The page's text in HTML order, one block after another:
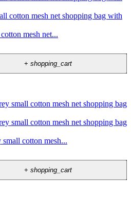
mesh net...
+shopping_cart
cotton mesh...
+shopping_cart